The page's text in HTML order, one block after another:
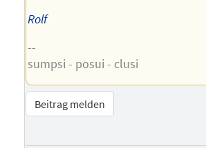
Rolf
--
sumpsi - posui - clusi
Beitrag melden